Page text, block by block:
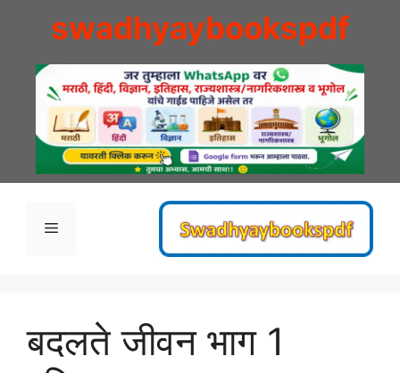
swadhyaybookspdf
Menu
बदलते जीवन भाग 1